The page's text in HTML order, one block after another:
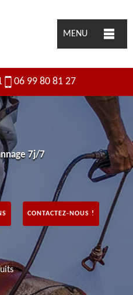
MENU
06 99 80 81 27
7j/7
CONTACTEZ-NOUS !